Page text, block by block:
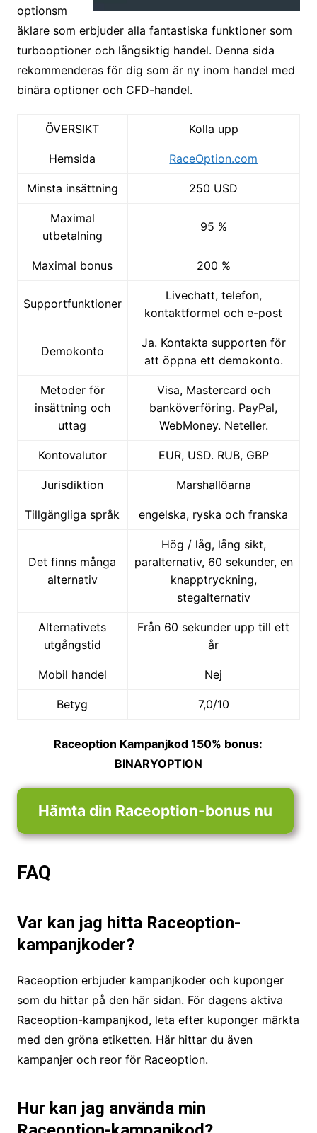
optionsm
äklare som erbjuder alla fantastiska funktioner som
turbooptioner och långsiktig handel. Denna sida
rekommenderas för dig som är ny inom handel med
binära optioner och CFD-handel.
ÖVERSIKT Kolla upp
Hemsida RaceOption.com
Minsta insättning 250 USD
Maximal
utbetalning
95 %
Maximal bonus 200 %
Supportfunktioner
Livechatt, telefon,
kontaktformel och e-post
Demokonto
Ja. Kontakta supporten för
att öppna ett demokonto.
Metoder för
insättning och
uttag
Visa, Mastercard och
banköverföring. PayPal,
WebMoney. Neteller.
Kontovalutor EUR, USD. RUB, GBP
Jurisdiktion Marshallöarna
Tillgängliga språk engelska, ryska och franska
Det finns många
alternativ
Hög / låg, lång sikt,
paralternativ, 60 sekunder, en
knapptryckning,
stegalternativ
Alternativets
utgångstid
Från 60 sekunder upp till ett
år
Mobil handel Nej
Betyg 7,0/10
Raceoption Kampanjkod 150% bonus:
BINARYOPTION
Hämta din Raceoption-bonus nu
FAQ
Var kan jag hitta Raceoption-
kampanjkoder?
Raceoption erbjuder kampanjkoder och kuponger
som du hittar på den här sidan. För dagens aktiva
Raceoption-kampanjkod, leta efter kuponger märkta
med den gröna etiketten. Här hittar du även
kampanjer och reor för Raceoption.
Hur kan jag använda min